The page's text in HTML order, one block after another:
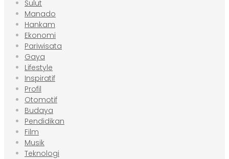
Sulut
Manado
Hankam
Ekonomi
Pariwisata
Gaya
Lifestyle
Inspiratif
Profil
Otomotif
Budaya
Pendidikan
Film
Musik
Teknologi